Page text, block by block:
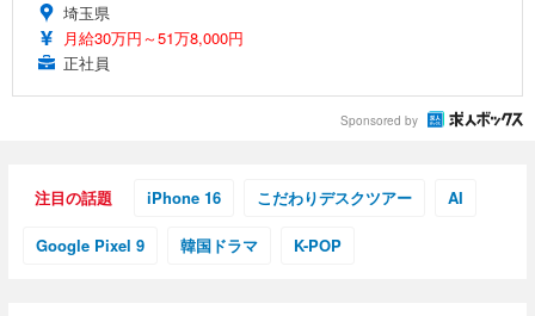
埼玉県
月給30万円～51万8,000円
正社員
Sponsored by
注目の話題 iPhone 16 こだわりデスクツアー AI
Google Pixel 9 韓国ドラマ K-POP